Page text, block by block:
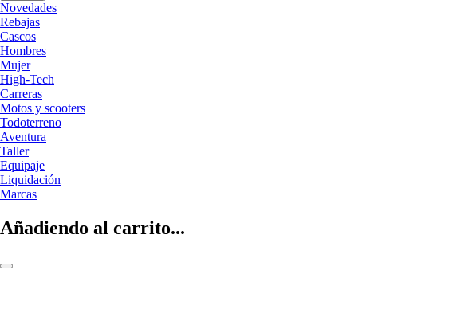
Novedades
Rebajas
Cascos
Hombres
Mujer
High-Tech
Carreras
Motos y scooters
Todoterreno
Aventura
Taller
Equipaje
Liquidación
Marcas
Añadiendo al carrito...